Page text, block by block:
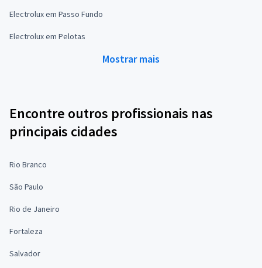
Electrolux em Passo Fundo
Electrolux em Pelotas
Mostrar mais
Encontre outros profissionais nas
principais cidades
Rio Branco
São Paulo
Rio de Janeiro
Fortaleza
Salvador